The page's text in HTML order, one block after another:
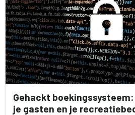
Gehackt
je gasten en je